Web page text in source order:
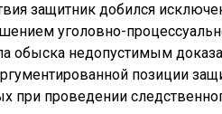
защитник добился
уголовно-
обыска недопустимым
позиции
при проведении